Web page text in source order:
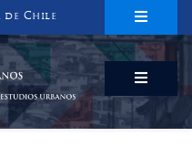
de Chile
URBANOS